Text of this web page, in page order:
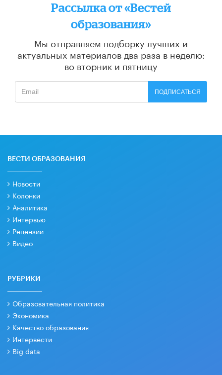
Рассылка от «Вестей
образования»
Мы отправляем подборку лучших и
актуальных материалов два раза в неделю:
во вторник и пятницу
ПОДПИСАТЬСЯ
ВЕСТИ ОБРАЗОВАНИЯ
Новости
Колонки
Аналитика
Интервью
Рецензии
Видео
РУБРИКИ
Образовательная политика
Экономика
Качество образования
Интервести
Big data